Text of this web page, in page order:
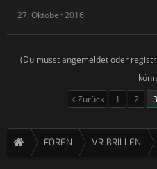
27. Oktober 2016
(Du musst angemeldet oder
< Zurück
1 2 3
FOREN VR BRILLEN